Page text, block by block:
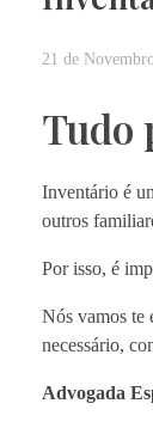
21 de
Tudo
Inventário é
outros
Por isso, é
Nós vamos te
necessário,
Advogada